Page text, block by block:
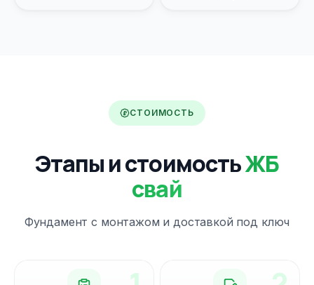
СТОИМОСТЬ
Этапы и стоимостьЖБ
свай
Фундамент с монтажом и доставкой под ключ